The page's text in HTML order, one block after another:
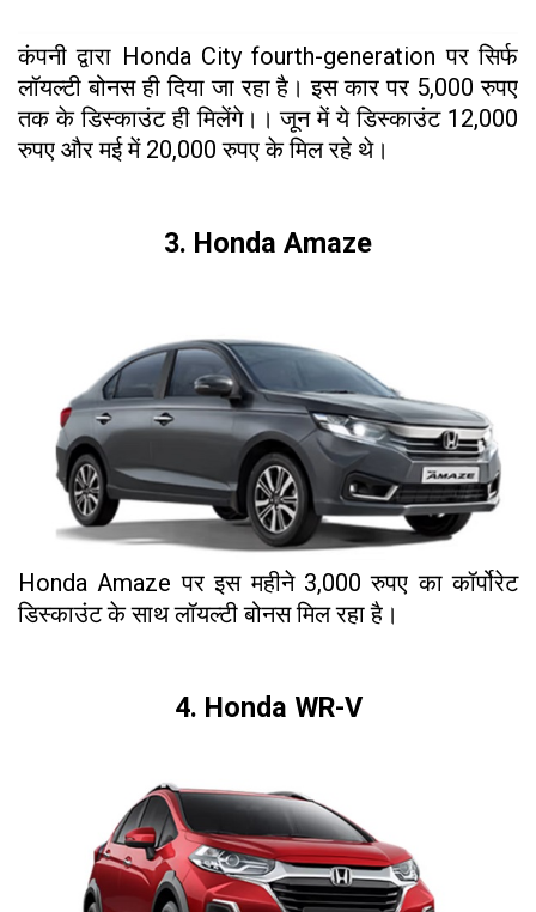
कंपनी द्वारा Honda City fourth-generation पर सिर्फ
लॉयल्टी बोनस ही दिया जा रहा है। इस कार पर 5,000 रुपए
तक के डिस्काउंट ही मिलेंगे।। जून में ये डिस्काउंट 12,000
रुपए और मई में 20,000 रुपए के मिल रहे थे।
3. Honda Amaze
Honda Amaze पर इस महीने 3,000 रुपए का कॉर्पोरेट
डिस्काउंट के साथ लॉयल्टी बोनस मिल रहा है।
4. Honda WR-V